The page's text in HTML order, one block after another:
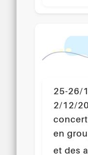
25-26/
2/12/
en
et des